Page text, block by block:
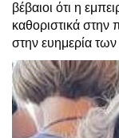
βέβαιοι ότι η
καθοριστικά στην
στην ευημερία